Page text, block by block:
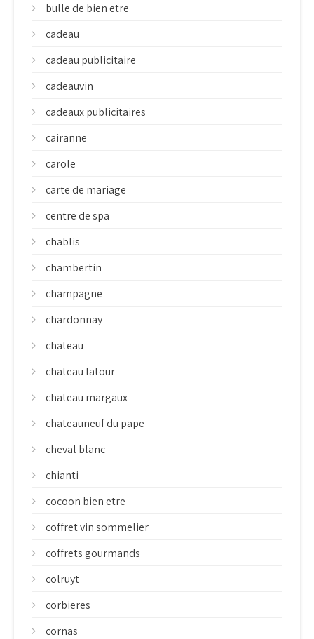
bulle de bien etre
cadeau
cadeau publicitaire
cadeauvin
cadeaux publicitaires
cairanne
carole
carte de mariage
centre de spa
chablis
chambertin
champagne
chardonnay
chateau
chateau latour
chateau margaux
chateauneuf du pape
cheval blanc
chianti
cocoon bien etre
coffret vin sommelier
coffrets gourmands
colruyt
corbieres
cornas